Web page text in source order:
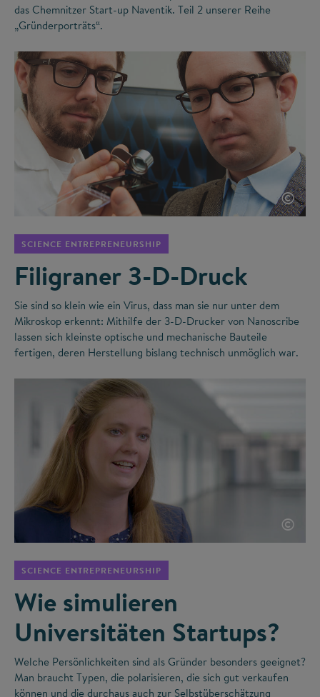
das Chemnitzer Start-up Naventik. Teil 2 unserer Reihe
„Gründerporträts“.
©
SCIENCE ENTREPRENEURSHIP
Filigraner 3-D-Druck
Sie sind so klein wie ein Virus, dass man sie nur unter dem
Mikroskop erkennt: Mithilfe der 3-D-Drucker von Nanoscribe
lassen sich kleinste optische und mechanische Bauteile
fertigen, deren Herstellung bislang technisch unmöglich war.
©
SCIENCE ENTREPRENEURSHIP
Wie simulieren
Universitäten Startups?
Welche Persönlichkeiten sind als Gründer besonders geeignet?
Man braucht Typen, die polarisieren, die sich gut verkaufen
können und die durchaus auch zur Selbstüberschätzung